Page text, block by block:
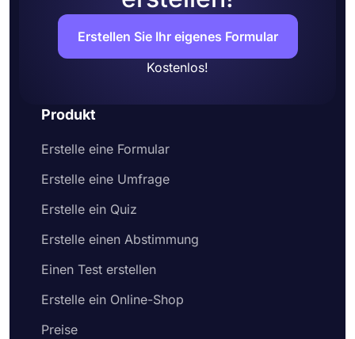
Erstellen Sie Ihr eigenes Formular
Kostenlos!
Produkt
Erstelle eine Formular
Erstelle eine Umfrage
Erstelle ein Quiz
Erstelle einen Abstimmung
Einen Test erstellen
Erstelle ein Online-Shop
Preise